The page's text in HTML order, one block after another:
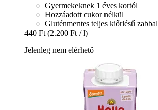
Gyermekeknek 1 éves kortól
Hozzáadott cukor nélkül
Gluténmentes teljes kiőrlésű zabbal
440 Ft (2.200 Ft / l)
Jelenleg nem elérhető